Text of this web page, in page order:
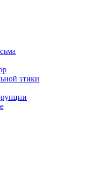
этики